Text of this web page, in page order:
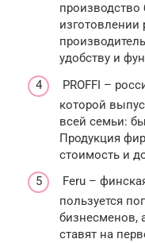
производство
удобству и
PROFFI –
которой
всей семьи:
Продукция
стоимость и
Feru –
пользуется
бизнесменов,
ставят на